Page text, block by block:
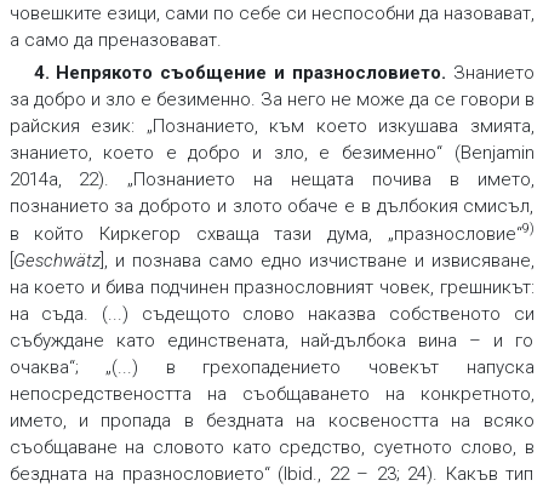
човешките езици, сами по себе си неспособни да назовават,
а само да преназовават.
4. Непрякото съобщение и празнословието. Знанието
за добро и зло е безименно. За него не може да се говори в
райския език: „Познанието, към което изкушава змията,
знанието, което е добро и зло, е безименно“ (Benjamin
2014a, 22). „Познанието на нещата почива в името,
познанието за доброто и злото обаче е в дълбокия смисъл,
в който Киркегор схваща тази дума, „празнословие“9)
Geschwätz], и познава само едно изчистване и извисяване,
на което и бива подчинен празнословният човек, грешникът:
на съда. (...) съдещото слово наказва собственото си
събуждане като единствената, най-дълбока вина – и го
очаква“; „(...) в грехопадението човекът напуска
непосредствеността на съобщаването на конкретното,
името, и пропада в бездната на косвеността на всяко
съобщаване на словото като средство, суетното слово, в
бездната на празнословието“ (Ibid., 22 – 23; 24). Какъв тип